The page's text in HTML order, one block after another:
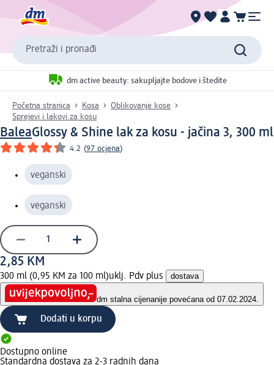
Pretraži i pronađi
dm active beauty: sakupljajte bodove i štedite
Početna stranica Kosa
Oblikovanje kose
Sprejevi i lakovi za kosu
BaleaGlossy & Shine lak za kosu - jačina 3, 300 ml
4.2 (97 ocjena)
veganski
veganski
2,85 KM
300 ml (0,95 KM za 100 ml)uklj. Pdv plus dostava
dm stalna cijenanije povećana od 07.02.2024.
Dodati u korpu
Dostupno online
Standardna dostava za 2-3 radnih dana